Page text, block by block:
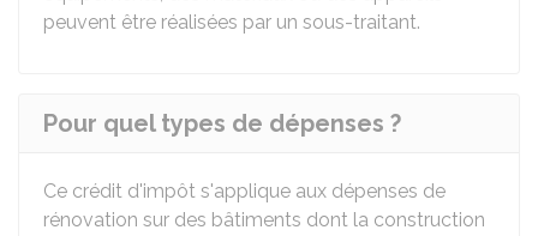
peuvent être réalisées par un sous-traitant.
Pour quel types de dépenses ?
Ce crédit d'impôt s'applique aux dépenses de
rénovation sur des bâtiments dont la construction